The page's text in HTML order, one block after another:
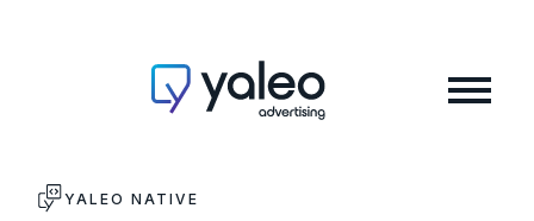
YALEO NATIVE